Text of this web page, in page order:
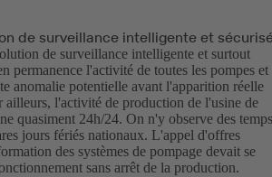
de surveillance intelligente et
de surveillance intelligente et surtout
permanence l'activité de toutes les pompes et
anomalie potentielle avant l'apparition réelle
ailleurs, l'activité de production de l'usine de
quasiment 24h/24. On n'y observe des temps
jours fériés nationaux. L'appel d'offres
des systèmes de pompage devait se
sans arrêt de la production.